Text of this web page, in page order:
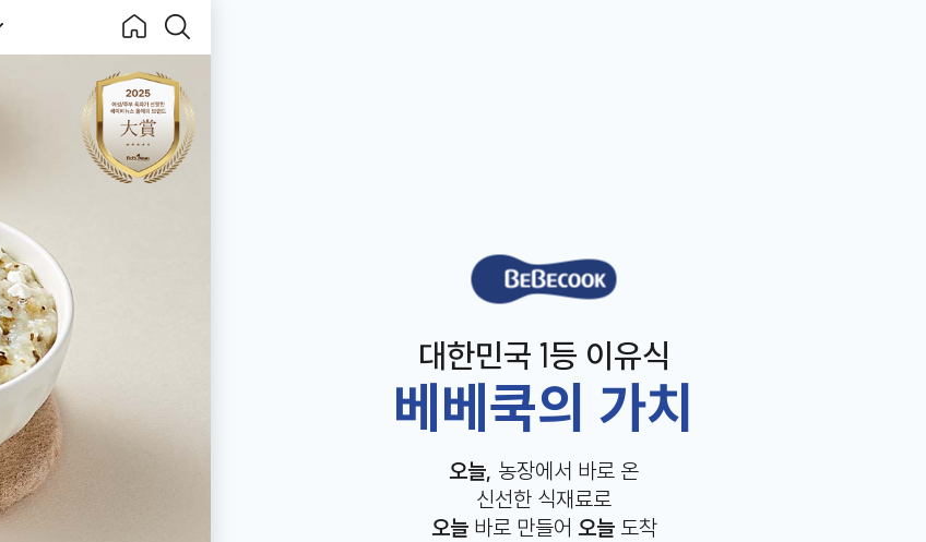
대한민국 1등 이유식
베베쿡의 가치
오늘, 농장에서 바로 온
신선한 식재료로
오늘바로 만들어 오늘도착
로
하기